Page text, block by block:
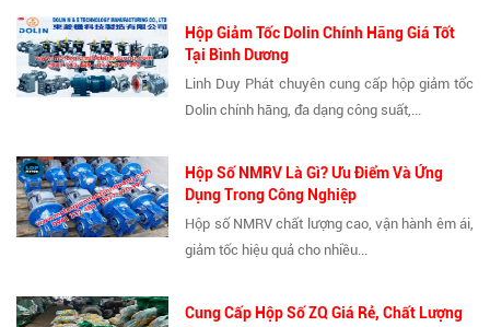
Hộp Giảm Tốc Dolin Chính Hãng Giá Tốt
Tại Bình Dương
Linh Duy Phát chuyên cung cấp hộp giảm tốc
Dolin chính hãng, đa dạng công suất,...
Hộp Số NMRV Là Gì? Ưu Điểm Và Ứng
Dụng Trong Công Nghiệp
Hộp số NMRV chất lượng cao, vận hành êm ái,
giảm tốc hiệu quả cho nhiều...
Cung Cấp Hộp Số ZQ Giá Rẻ, Chất Lượng